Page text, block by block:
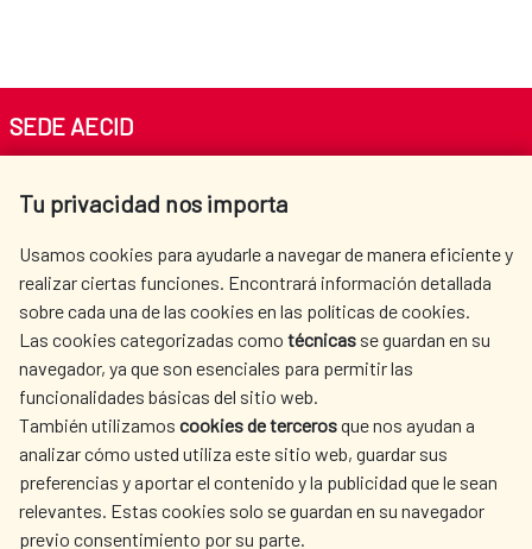
Tu privacidad nos importa
Usamos cookies para ayudarle a navegar de manera eficiente y
realizar ciertas funciones. Encontrará información detallada
sobre cada una de las cookies en las políticas de cookies.
Las cookies categorizadas como técnicas se guardan en su
navegador, ya que son esenciales para permitir las
funcionalidades básicas del sitio web.
También utilizamos cookies de tercerosque nos ayudan a
analizar cómo usted utiliza este sitio web, guardar sus
preferencias y aportar el contenido y la publicidad que le sean
relevantes. Estas cookies solo se guardan en su navegador
previo consentimiento por su parte.
SEDE AECID
Tel. +34 900 20 30 54​​​​​​​
AECID
WHERE DO WE COOPERATE?
SPANISH HUMANITARIAN
ACTION
PRESS ROOM
CULTURE AND SCIENCE LIBRARY